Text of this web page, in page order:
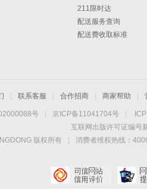
211限时达
配送服务查询
配送费收取标准
联系客服 合作招商 商家帮助
号 京ICP备11041704号 ICP
互联网出版许可证编号
版权所有 消费者维权热线：